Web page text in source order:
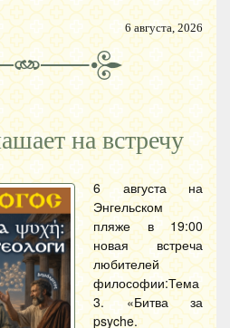
6 августа, 2026
на встречу
6 августа на
Энгельском
пляже в 19:00
новая встреча
любителей
философии:Тема
3. «Битва за
psyche.